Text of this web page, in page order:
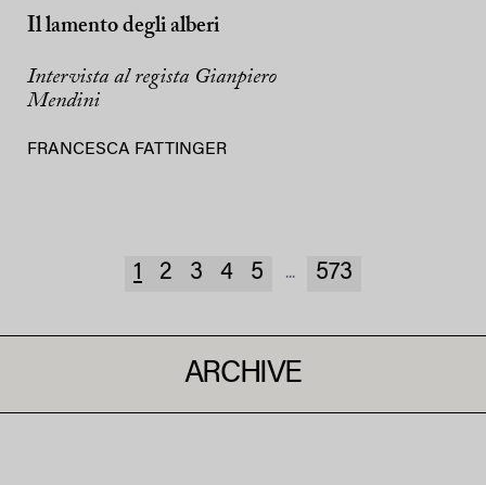
Il lamento degli alberi
Intervista al regista Gianpiero
Mendini
FRANCESCA FATTINGER
1 2 3 4 5 ... 573
ARCHIVE